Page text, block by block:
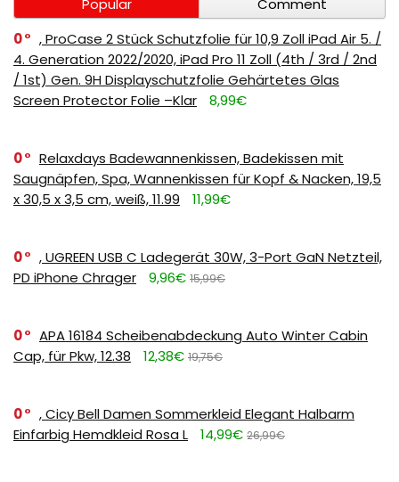
Popular
Comment
0
, ProCase 2 Stück Schutzfolie für 10,9 Zoll iPad Air 5. /
4. Generation 2022/2020, iPad Pro 11 Zoll (4th / 3rd / 2nd
/ 1st) Gen. 9H Displayschutzfolie Gehärtetes Glas
Screen Protector Folie –Klar
8,99€
0
Relaxdays Badewannenkissen, Badekissen mit
Saugnäpfen, Spa, Wannenkissen für Kopf & Nacken, 19,5
x 30,5 x 3,5 cm, weiß, 11.99
11,99€
0
, UGREEN USB C Ladegerät 30W, 3-Port GaN Netzteil,
PD iPhone Chrager
9,96€ 15,99€
0
APA 16184 Scheibenabdeckung Auto Winter Cabin
Cap, für Pkw, 12.38
12,38€ 19,75€
0
, Cicy Bell Damen Sommerkleid Elegant Halbarm
Einfarbig Hemdkleid Rosa L
14,99€ 26,99€